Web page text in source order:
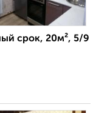
срок, 20м², 5/9